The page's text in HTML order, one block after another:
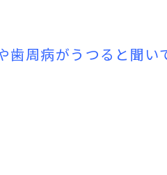
歯周病がうつると聞